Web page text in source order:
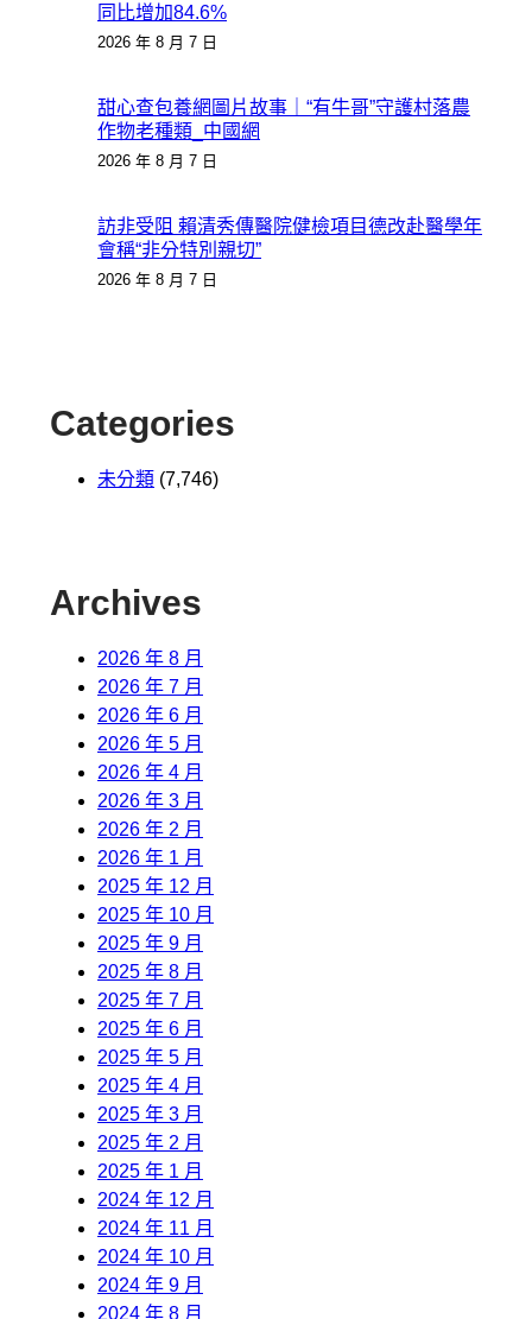
同比增加84.6%
2026 年 8 月 7 日
甜心查包養網圖片故事｜“有牛哥”守護村落農
作物老種類_中國網
2026 年 8 月 7 日
訪非受阻 賴清秀傳醫院健檢項目德改赴醫學年
會稱“非分特別親切”
2026 年 8 月 7 日
Categories
未分類 (7,746)
Archives
2026 年 8 月
2026 年 7 月
2026 年 6 月
2026 年 5 月
2026 年 4 月
2026 年 3 月
2026 年 2 月
2026 年 1 月
2025 年 12 月
2025 年 10 月
2025 年 9 月
2025 年 8 月
2025 年 7 月
2025 年 6 月
2025 年 5 月
2025 年 4 月
2025 年 3 月
2025 年 2 月
2025 年 1 月
2024 年 12 月
2024 年 11 月
2024 年 10 月
2024 年 9 月
2024 年 8 月